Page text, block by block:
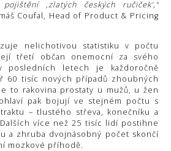
‚zlatých českých ručiček‘,“
Coufal, Head of Product & Pricing
nelichotivou statistiku v počtu
třetí občan onemocní za svého
posledních letech je každoročně
60 tisíc nových případů zhoubných
to rakovina prostaty u mužů, u žen
pak bojují ve stejném počtu s
– tlustého střeva, konečníku a
více než 25 tisíc lidí postihne
a zhruba dvojnásobný počet skončí
mozkové příhodě.